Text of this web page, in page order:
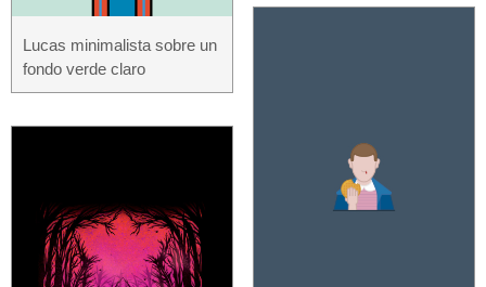
Lucas minimalista sobre un
fondo verde claro